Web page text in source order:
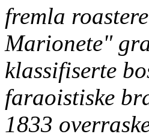
fremla
Marionete"
klassifiserte
faraoistiske
1833